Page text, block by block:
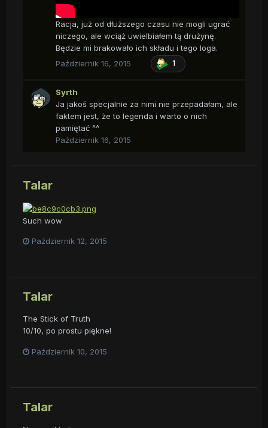
Racja, już od dłuższego czasu nie mogli ugrać
niczego, ale wciąż uwielbiałem tą drużynę.
Będzie mi brakowało ich składu i tego loga.
Październik 16, 2015
1
Syrth
Ja jakoś specjalnie za nimi nie przepadałam, ale
faktem jest, że to legenda i warto o nich
pamiętać ^^
Październik 16, 2015
Talar
Such wow
Październik 12, 2015
Talar
The Stick of Truth
10/10, po prostu piękne!
Październik 10, 2015
Talar